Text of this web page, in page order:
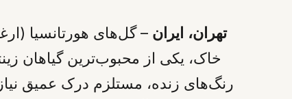
تهران، ایران – گل‌های هورتانسیا
خاک، یکی از محبوب‌ترین گیاهان
رنگ‌های زنده، مستلزم درک عمیق